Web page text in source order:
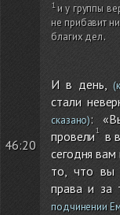
и у группы
не прибавит
благих дел.
46:20
И в день,
стали
сказано):
провели
в
сегодня вам
то, что вы
права и за
подчинении